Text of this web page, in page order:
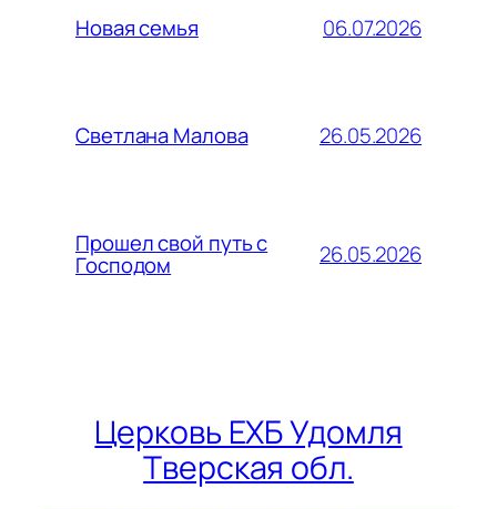
Новая семья 06.07.2026
Светлана Малова 26.05.2026
Прошел свой путь с
Господом 26.05.2026
Церковь ЕХБ Удомля
Тверская обл.